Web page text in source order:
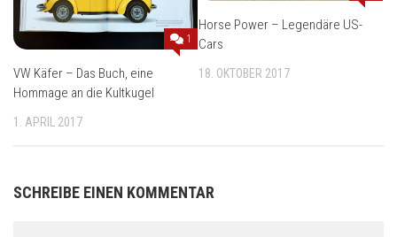
1
VW Käfer – Das Buch, eine
Hommage an die Kultkugel
1. APRIL 2017
Horse Power – Legendäre US-
Cars
18. OKTOBER 2017
SCHREIBE EINEN KOMMENTAR